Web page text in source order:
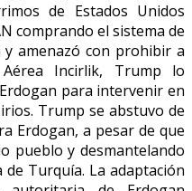
de Estados Unidos
comprando el sistema de
y amenazó con prohibir a
Incirlik, Trump lo
para intervenir en
Trump se abstuvo de
Erdogan, a pesar de que
pueblo y desmantelando
de Turquía. La adaptación